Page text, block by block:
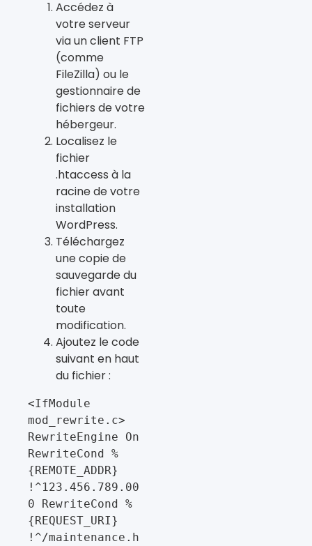
Accédez à
votre serveur
via un client FTP
(comme
FileZilla) ou le
gestionnaire de
fichiers de votre
hébergeur.
Localisez le
fichier
.htaccess à la
racine de votre
installation
WordPress.
Téléchargez
une copie de
sauvegarde du
fichier avant
toute
modification.
Ajoutez le code
suivant en haut
du fichier :
<IfModule
mod_rewrite.c>
RewriteEngine On
RewriteCond %
{REMOTE_ADDR}
!^123.456.789.00
0 RewriteCond %
{REQUEST_URI}
!^/maintenance.h